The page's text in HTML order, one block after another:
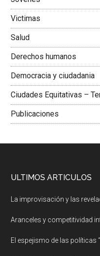
Victimas
Salud
Derechos humanos
Democracia y ciudadania
Ciudades Equitativas –
Publicaciones
ULTIMOS ARTICULOS
La improvisación y las
Aranceles y competitividad
El espejismo de las políticas